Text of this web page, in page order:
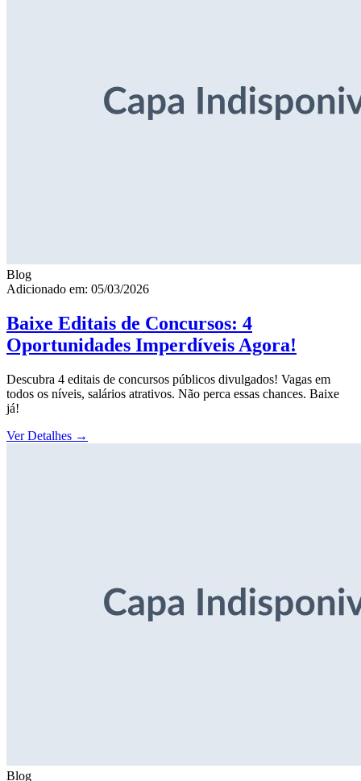
Blog
Adicionado em: 05/03/2026
Baixe Editais de Concursos: 4
Oportunidades Imperdíveis Agora!
Descubra 4 editais de concursos públicos divulgados! Vagas em
todos os níveis, salários atrativos. Não perca essas chances. Baixe
já!
Ver Detalhes →
Blog